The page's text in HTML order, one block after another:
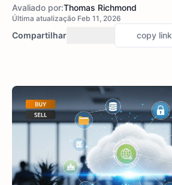
Avaliado por:Thomas Richmond
Última atualização Feb 11, 2026
Compartilhar copy link